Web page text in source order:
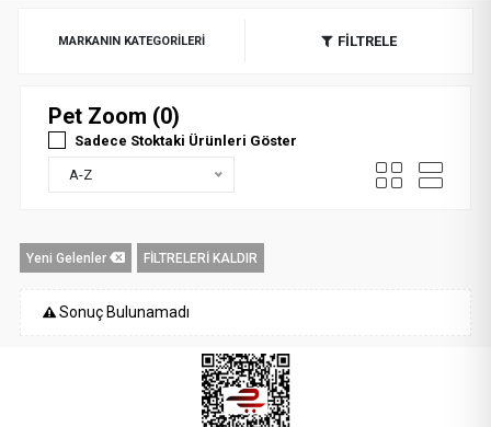
MARKANIN KATEGORILERI FİLTRELE
Pet Zoom (0)
Sadece Stoktaki Ürünleri Göster
A-Z
Yeni Gelenler FİLTRELERİ KALDIR
Sonuç Bulunamadı